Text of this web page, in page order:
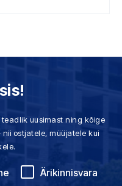
uusimast ning kõige
ostjatele, müüjatele kui
Ärikinnisvara